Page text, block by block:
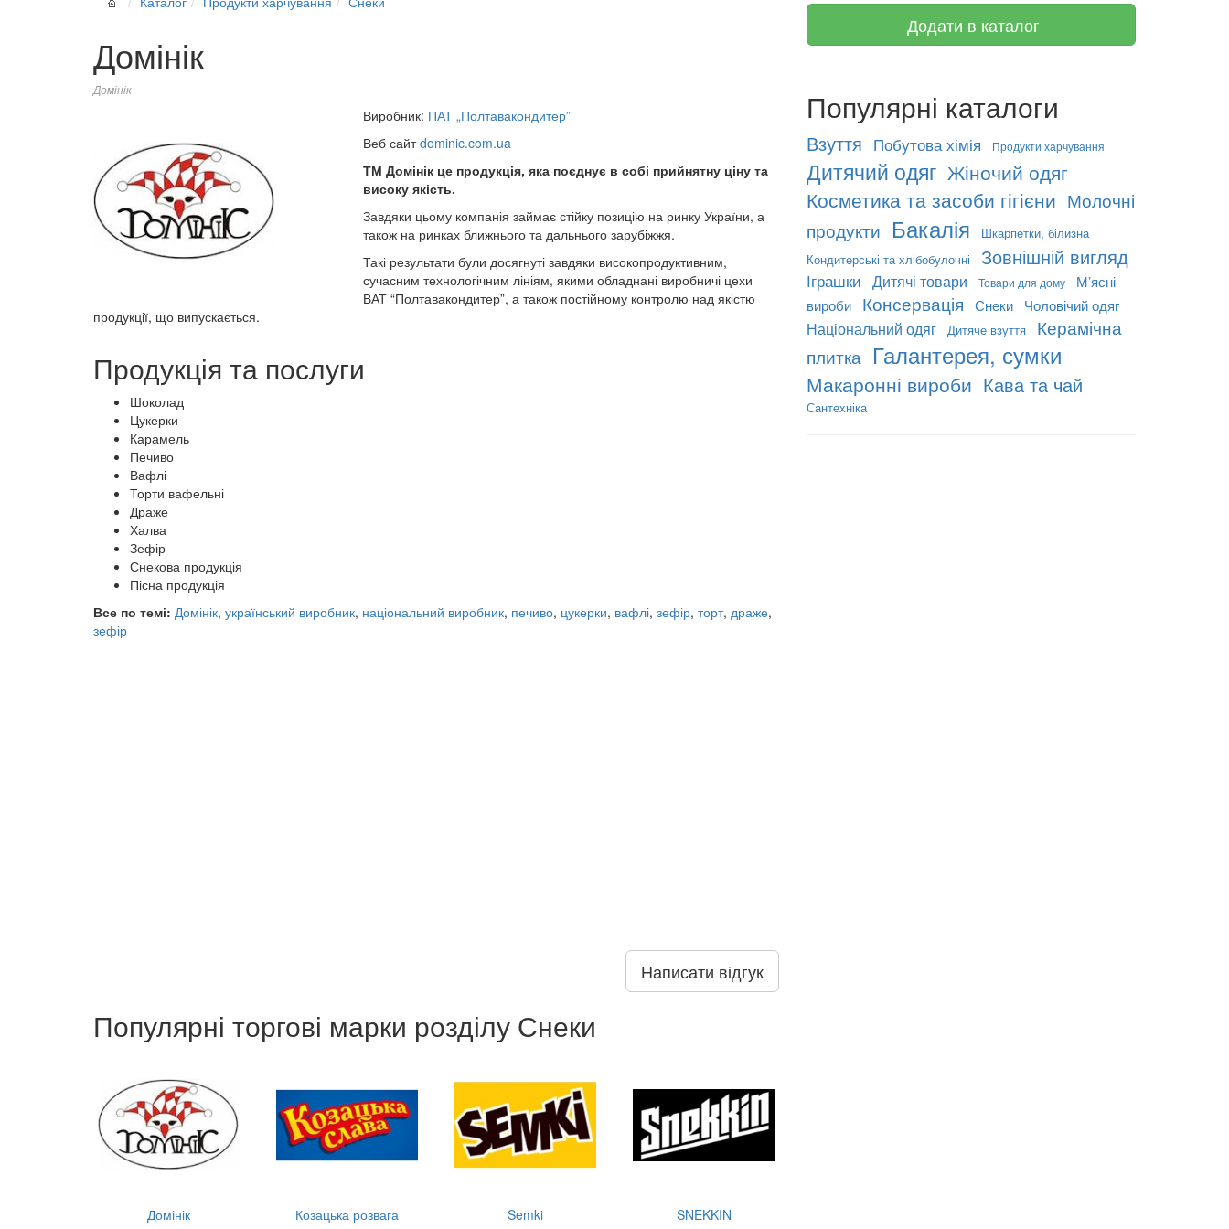
Домінік
Домінік
Виробник: ПАТ „Полтавакондитер”
Веб сайтdominic.com.ua
ТМ Домінік це продукція, яка поєднує в собі прийнятну ціну та
високу якість.
Завдяки цьому компанія займає стійку позицію на ринку України, а
також на ринках ближнього та дальнього зарубіжжя.
Такі результати були досягнуті завдяки високопродуктивним,
сучасним технологічним лініям, якими обладнані виробничі цехи
ВАТ “Полтавакондитер”, а також постійному контролю над якістю
продукції, що випускається.
Продукція та послуги
Шоколад
Цукерки
Карамель
Печиво
Вафлі
Торти вафельні
Драже
Халва
Зефір
Снекова продукція
Пісна продукція
Все по темі: Домінік, український виробник, національний виробник, печиво, цукерки, вафлі, зефір, торт, драже,
зефір
Написати відгук
Популярні торгові марки розділу Снеки
Домінік Козацька розвага Semki SNEKKIN
Додати в каталог
Популярні каталоги
Взуття Побутова хімія Продукти харчування
Дитячий одяг Жіночий одяг
Косметика та засоби гігієни Молочні
продукти Бакалія
Шкарпетки, білизна
Кондитерські та хлібобулочні
Зовнішній вигляд
Іграшки Дитячі товари Товари для дому
М’ясні
вироби
Консервація Снеки Чоловічий одяг
Національний одяг Дитяче взуття
Керамічна
плитка Галантерея, сумки
Макаронні вироби Кава та чай
Сантехніка